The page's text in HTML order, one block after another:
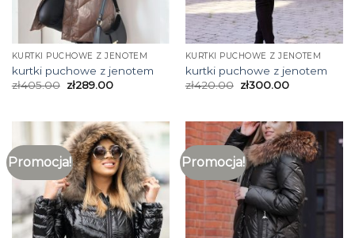
KURTKI PUCHOWE Z JENOTEM
kurtki puchowe z jenotem
zł405.00 zł289.00
KURTKI PUCHOWE Z JENOTEM
kurtki puchowe z jenotem
zł420.00 zł300.00
Promocja! Promocja!